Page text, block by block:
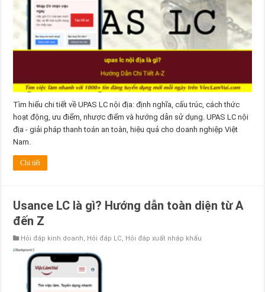
Tìm hiểu chi tiết về UPAS LC nội địa: định nghĩa, cấu trúc, cách thức
hoạt động, ưu điểm, nhược điểm và hướng dẫn sử dụng. UPAS LC nội
địa - giải pháp thanh toán an toàn, hiệu quả cho doanh nghiệp Việt
Nam.
Chi tiết
Usance LC là gì? Hướng dẫn toàn diện từ A
đến Z
Hỏi đáp kinh doanh Hỏi đáp LC Hỏi đáp xuất nhập khẩu